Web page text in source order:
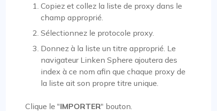
Copiez et collez la liste de proxy dans le
champ approprié.
Sélectionnez le protocole proxy.
Donnez à la liste un titre approprié. Le
navigateur Linken Sphere ajoutera des
index à ce nom afin que chaque proxy de
la liste ait son propre titre unique.
Clique le "IMPORTER" bouton.